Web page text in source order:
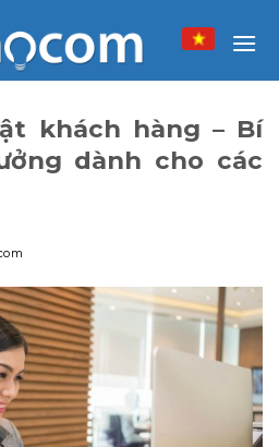
khách hàng – Bí
dành cho các